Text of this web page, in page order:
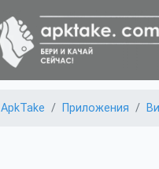
ApkTake Приложения